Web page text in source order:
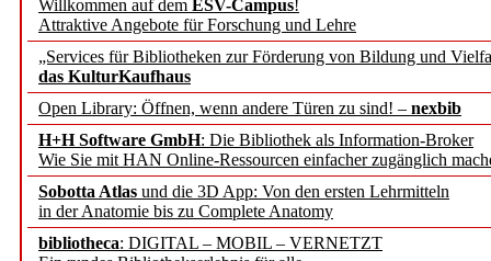
Willkommen auf dem ESV-Campus!
Attraktive Angebote für Forschung und Lehre
„Services für Bibliotheken zur Förderung von Bildung und
das KulturKaufhaus
Open Library: Öffnen, wenn andere Türen zu sind! – nexbib
H+H Software GmbH: Die Bibliothek als Information-Broker
Wie Sie mit HAN Online-Ressourcen einfacher zugänglich
Sobotta Atlas und die 3D App: Von den ersten Lehrmitteln
in der Anatomie bis zu Complete Anatomy
bibliotheca: DIGITAL – MOBIL – VERNETZT
sich kurzals Abonnent/
neues persönliches
– Ihre b.i.t.online Abo-
Kasten ausblenden nur
mit Cookie-Erlaubnis!
OK
Nein
?
Abonnieren|Abo registrieren|Passwort vergessen?
Um den Kasten auszublenden wird eine Cookie